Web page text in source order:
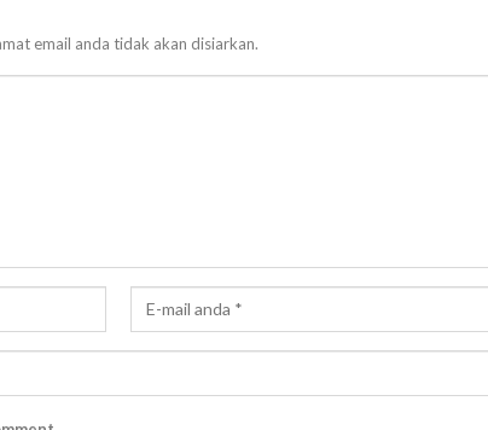
email anda tidak akan disiarkan.